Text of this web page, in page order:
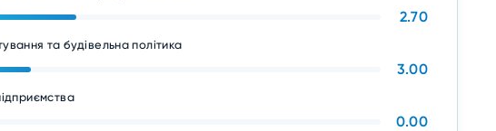
2.70
та будівельна політика
3.00
0.00